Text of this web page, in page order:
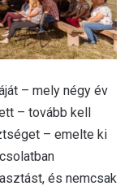
– mely négy év
– tovább kell
– emelte ki
és nemcsak